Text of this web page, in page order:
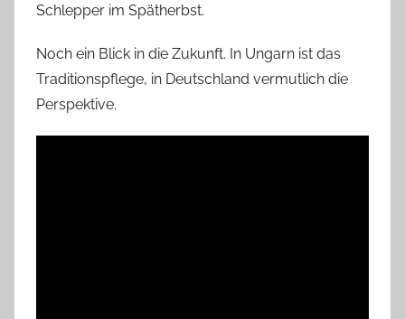
Schlepper im Spätherbst.
Noch ein Blick in die Zukunft. In Ungarn ist das
Traditionspflege, in Deutschland vermutlich die
Perspektive.